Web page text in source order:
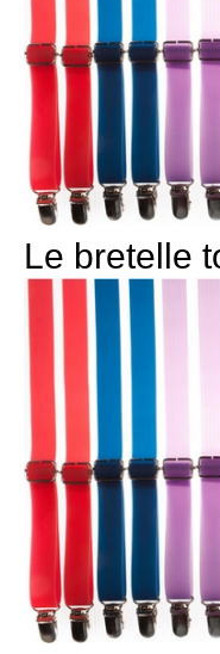
Le bretelle